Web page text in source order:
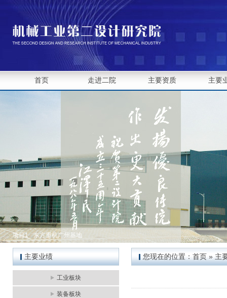
首页 走进二院 主要资质 主要
项目1 东方重机广州基地
主要业绩
工业板块
装备板块
您现在的位置： 首页 » 主